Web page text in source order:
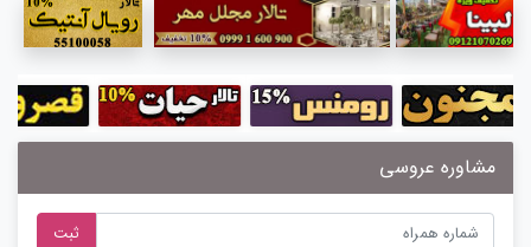
مشاوره عروسی
ثبت